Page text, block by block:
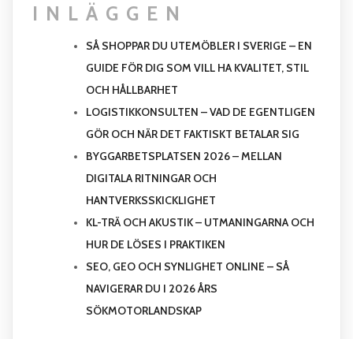
INLÄGGEN
SÅ SHOPPAR DU UTEMÖBLER I SVERIGE – EN
GUIDE FÖR DIG SOM VILL HA KVALITET, STIL
OCH HÅLLBARHET
LOGISTIKKONSULTEN – VAD DE EGENTLIGEN
GÖR OCH NÄR DET FAKTISKT BETALAR SIG
BYGGARBETSPLATSEN 2026 – MELLAN
DIGITALA RITNINGAR OCH
HANTVERKSSKICKLIGHET
KL-TRÄ OCH AKUSTIK – UTMANINGARNA OCH
HUR DE LÖSES I PRAKTIKEN
SEO, GEO OCH SYNLIGHET ONLINE – SÅ
NAVIGERAR DU I 2026 ÅRS
SÖKMOTORLANDSKAP